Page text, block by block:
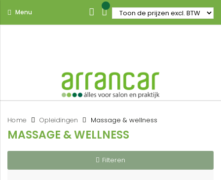
Menu
Home Opleidingen Massage & wellness
MASSAGE & WELLNESS
Filteren